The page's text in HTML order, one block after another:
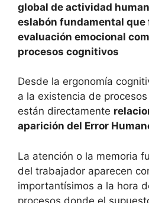
global de actividad
eslabón fundamental que
evaluación emocional
procesos cognitivos
Desde la ergonomía
a la existencia de
están directamente
aparición del Error
La atención o la memoria
del trabajador aparecen
importantísimos a la hora
procesos donde el